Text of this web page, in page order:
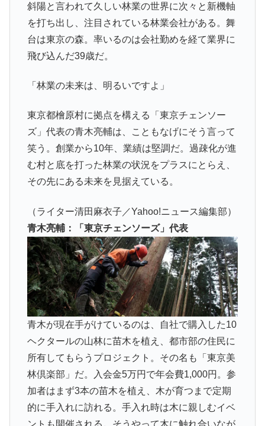
斜陽と言われて久しい林業の世界に次々と新機軸
を打ち出し、注目されている林業会社がある。舞
台は東京の森。率いるのは会社勤めを経て業界に
飛び込んだ39歳だ。
「林業の未来は、明るいですよ」
東京都檜原村に拠点を構える「東京チェンソー
ズ」代表の青木亮輔は、こともなげにそう言って
笑う。創業から10年、業績は堅調だ。過疎化が進
む村と底を打った林業の状況をプラスにとらえ、
その先にある未来を見据えている。
（ライター清田麻衣子／Yahoo!ニュース編集部）
青木亮輔：「東京チェンソーズ」代表
青木が現在手がけているのは、自社で購入した10
ヘクタールの山林に苗木を植え、都市部の住民に
所有してもらうプロジェクト。その名も「東京美
林倶楽部」だ。入会金5万円で年会費1,000円。参
加者はまず3本の苗木を植え、木が育つまで定期
的に手入れに訪れる。手入れ時は木に親しむイベ
ントも開催される。そうやって木に触れ合いなが